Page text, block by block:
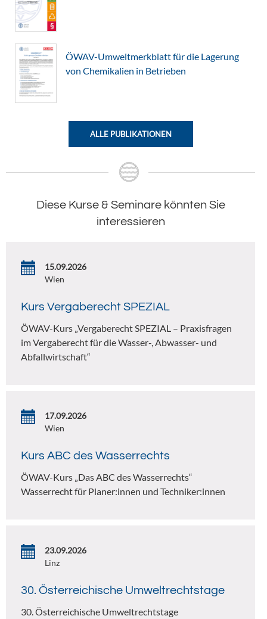
ÖWAV-Umweltmerkblatt für die Lagerung
von Chemikalien in Betrieben
ALLE PUBLIKATIONEN
Diese Kurse & Seminare könnten Sie
interessieren
15.09.2026
Wien
Kurs Vergaberecht SPEZIAL
ÖWAV-Kurs „Vergaberecht SPEZIAL – Praxisfragen
im Vergaberecht für die Wasser-, Abwasser- und
Abfallwirtschaft“
17.09.2026
Wien
Kurs ABC des Wasserrechts
ÖWAV-Kurs „Das ABC des Wasserrechts“
Wasserrecht für Planer:innen und Techniker:innen
23.09.2026
Linz
30. Österreichische Umweltrechtstage
30. Österreichische Umweltrechtstage